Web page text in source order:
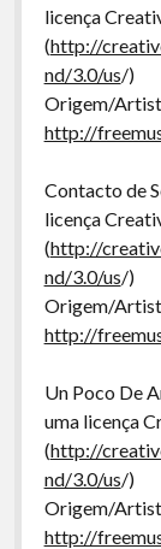
licença
(http://
nd/3.0/us/)
Origem/
http://
Contacto de
licença
(http://
nd/3.0/us/)
Origem/
http://
Un Poco De
uma licença
(http://
nd/3.0/us/)
Origem/
http://